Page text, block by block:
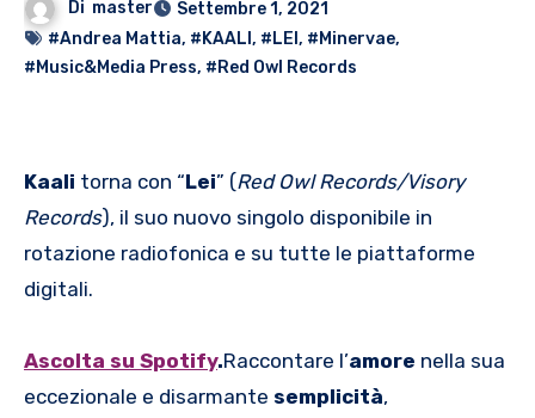
Di master
Settembre 1, 2021
#Andrea Mattia, #KAALI , #LEI , #Minervae,
#Music&Media Press, #Red Owl Records
Kaali torna con “Lei” (Red Owl Records/Visory
Records), il suo nuovo singolo disponibile in
rotazione radiofonica e su tutte le piattaforme
digitali.
Ascolta su Spotify.Raccontare l’amore nella sua
eccezionale e disarmante semplicità,